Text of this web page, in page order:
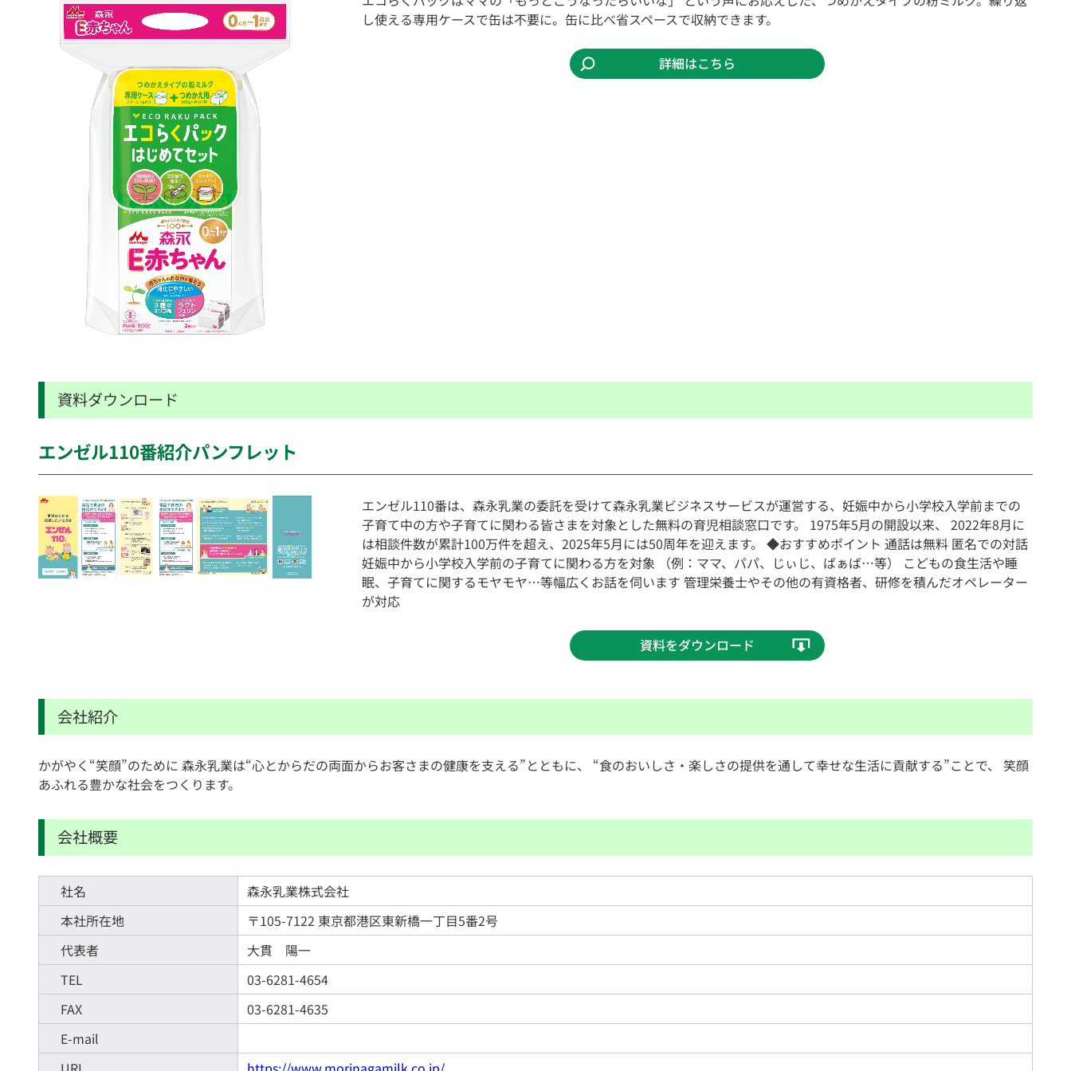
し使える専用ケースで缶は不要に。缶に比べ省スペースで収納できます。
詳細はこちら
資料ダウンロード
エンゼル110番紹介パンフレット
エンゼル110番は、森永乳業の委託を受けて森永乳業ビジネスサービスが運営する、妊娠中から小学校入学前までの
子育て中の方や子育てに関わる皆さまを対象とした無料の育児相談窓口です。 1975年5月の開設以来、 2022年8月に
は相談件数が累計100万件を超え、2025年5月には50周年を迎えます。 ◆おすすめポイント 通話は無料 匿名での対話
妊娠中から小学校入学前の子育てに関わる方を対象 （例：ママ、パパ、じぃじ、ばぁば…等） こどもの食生活や睡
眠、子育てに関するモヤモヤ…等幅広くお話を伺います 管理栄養士やその他の有資格者、研修を積んだオペレーター
が対応
資料をダウンロード
会社紹介
かがやく“笑顔”のために 森永乳業は“心とからだの両面からお客さまの健康を支える”とともに、 “食のおいしさ・楽しさの提供を通して幸せな生活に貢献する”ことで、 笑顔
あふれる豊かな社会をつくります。
会社概要
社名
森永乳業株式会社
本社所在地
〒105-7122 東京都港区東新橋一丁目5番2号
代表者
大貫 陽一
TEL
03-6281-4654
FAX
03-6281-4635
E-mail